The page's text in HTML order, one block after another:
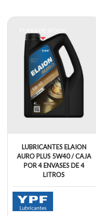
LUBRICANTES ELAION
AURO PLUS 5W40 / CAJA
POR 4 ENVASES DE 4
LITROS